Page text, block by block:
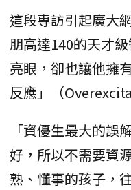
這段專訪引起廣大
朋高達140的天才
亮眼，卻也讓他擁
反應」（
「資優生最大的誤
好，所以不需要資
熟、懂事的孩子，